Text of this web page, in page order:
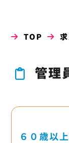
TOP
管理
６０歳以